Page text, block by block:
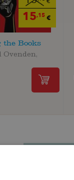
€
15,15 €
Books